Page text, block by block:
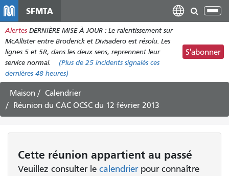
contenu
principal
SFMTA
Alertes DERNIÈRE MISE À JOUR : Le ralentissement sur
McAllister entre Broderick et Divisadero est résolu. Les
lignes 5 et 5R, dans les deux sens, reprennent leur
service normal.
(Plus de 25 incidents signalés ces
dernières 48 heures)
S'abonner
Maison
Calendrier
Réunion du CAC OCSC du 12 février 2013
Cette réunion appartient au passé
Veuillez consulter le calendrierpour connaître